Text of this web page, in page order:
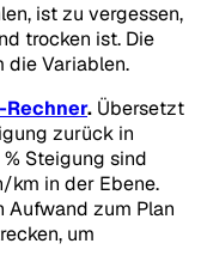
ist zu vergessen,
trocken ist. Die
die Variablen.
. Übersetzt
zurück in
Steigung sind
in der Ebene.
Aufwand zum Plan
um